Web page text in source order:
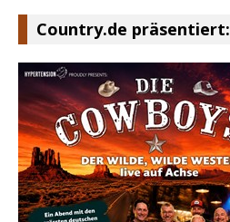
Country.de präsentiert: